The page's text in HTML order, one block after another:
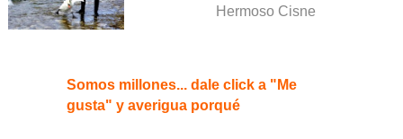
Hermoso Cisne
Somos millones... dale click a "Me
gusta" y averigua porqué